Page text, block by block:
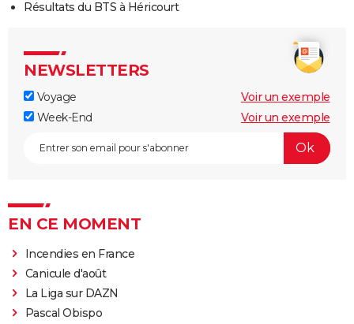
Résultats du BTS à Héricourt
NEWSLETTERS
Voyage
Voir un exemple
Week-End
Voir un exemple
EN CE MOMENT
Incendies en France
Canicule d'août
La Liga sur DAZN
Pascal Obispo